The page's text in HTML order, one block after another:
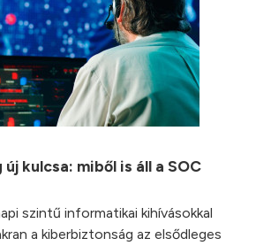
kulcsa: miből is áll a SOC
szintű informatikai kihívásokkal
a kiberbiztonság az elsődleges